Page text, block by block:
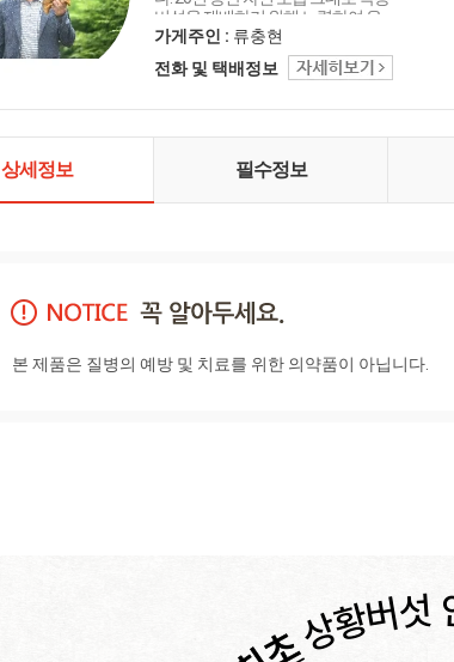
버섯을 재배하기 위해 노력하여 우
리나라로부터 약용버섯 '명장'의 칭
호를 받았습니다. 상황버섯, 노루궁
뎅이버섯, 차가버섯, 영지버섯 등 먹
누구나 간편하게 드실 수 있게 다양
가게주인 : 류충현
전화 및 택배정보
상세정보 필수정보
본 제품은 질병의 예방 및 치료를 위한 의약품이 아닙니다.